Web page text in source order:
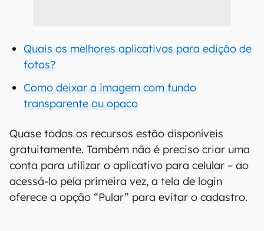
Quais os melhores aplicativos para edição de
fotos?
Como deixar a imagem com fundo
transparente ou opaco
Quase todos os recursos estão disponíveis
gratuitamente. Também não é preciso criar uma
conta para utilizar o aplicativo para celular – ao
acessá-lo pela primeira vez, a tela de login
oferece a opção “Pular” para evitar o cadastro.